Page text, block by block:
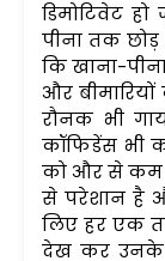
डिमोटिवेट
पीना तक
कि खाना-
और
रौनक भी
कॉफिडेंस भी
को और से कम
से परेशान है
लिए हर एक
देख कर उनके